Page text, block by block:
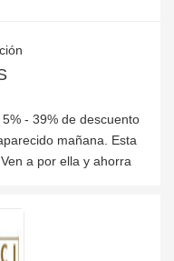
- 39% de descuento
mañana. Esta
a por ella y ahorra